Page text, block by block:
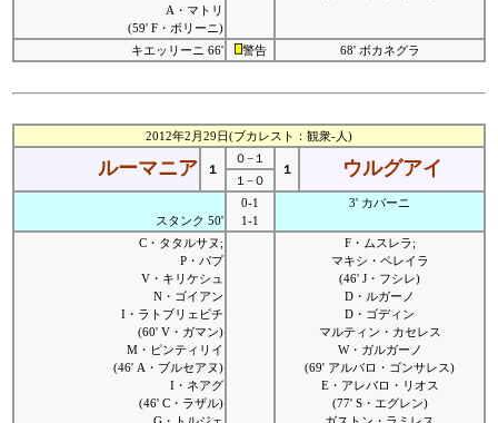
A・マトリ
(59' F・ボリーニ)
キエッリーニ 66' 警告 68' ボカネグラ
2012年2月29日(ブカレスト：観衆-人)
ルーマニア １
０−１
１
ウルグアイ
１−０
スタンク 50'
0-1
1-1
3' カバーニ
C・タタルサヌ;
P・パプ
V・キリケシュ
N・ゴイアン
I・ラトブリェビチ
(60' V・ガマン)
M・ピンティリイ
(46' A・ブルセアヌ)
I・ネアグ
(46' C・ラザル)
F・ムスレラ;
マキシ・ペレイラ
(46' J・フシレ)
D・ルガーノ
D・ゴディン
マルティン・カセレス
W・ガルガーノ
(69' アルバロ・ゴンサレス)
E・アレバロ・リオス
(77' S・エグレン)